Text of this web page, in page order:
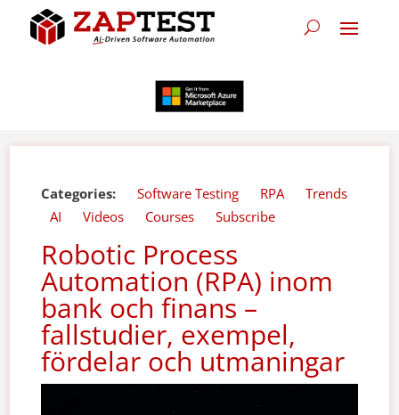
Categories: Software Testing RPA
Trends
AI
Videos Courses Subscribe
Robotic Process
Automation (RPA) inom
bank och finans –
fallstudier, exempel,
fördelar och utmaningar